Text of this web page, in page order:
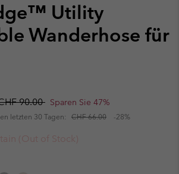
Utility
Wanderhose für
price:
90.00 Sparen Sie 47%
letzten 30 Tagen: CHF 66.00 -28%
(Out of Stock)